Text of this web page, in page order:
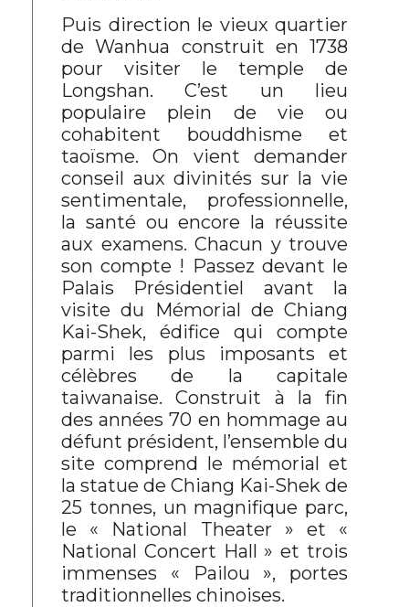
Puis direction le vieux quartier
de Wanhua construit en 1738
pour visiter le temple de
Longshan. C’est un lieu
populaire plein de vie ou
cohabitent bouddhisme et
taoïsme. On vient demander
conseil aux divinités sur la vie
sentimentale, professionnelle,
la santé ou encore la réussite
aux examens. Chacun y trouve
son compte ! Passez devant le
Palais Présidentiel avant la
visite du Mémorial de Chiang
Kai-Shek, édifice qui compte
parmi les plus imposants et
célèbres de la capitale
taiwanaise. Construit à la fin
des années 70 en hommage au
défunt président, l’ensemble du
site comprend le mémorial et
la statue de Chiang Kai-Shek de
25 tonnes, un magnifique parc,
le « National Theater » et «
National Concert Hall » et trois
immenses « Pailou », portes
traditionnelles chinoises.